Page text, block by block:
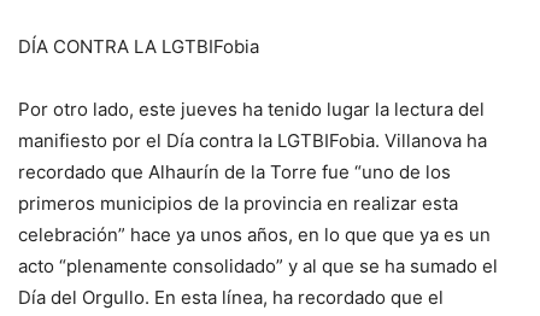
DÍA CONTRA LA LGTBIFobia
Por otro lado, este jueves ha tenido lugar la lectura del
manifiesto por el Día contra la LGTBIFobia. Villanova ha
recordado que Alhaurín de la Torre fue “uno de los
primeros municipios de la provincia en realizar esta
celebración” hace ya unos años, en lo que que ya es un
acto “plenamente consolidado” y al que se ha sumado el
Día del Orgullo. En esta línea, ha recordado que el